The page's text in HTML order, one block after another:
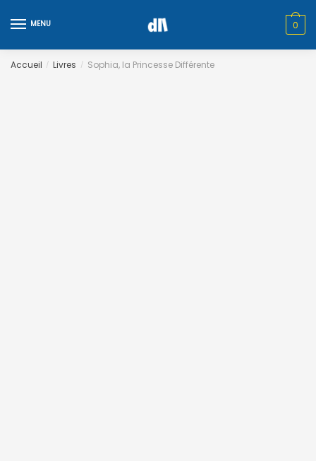
to
to
MENU 0
Accueil / Livres / Sophia, la Princesse Différente